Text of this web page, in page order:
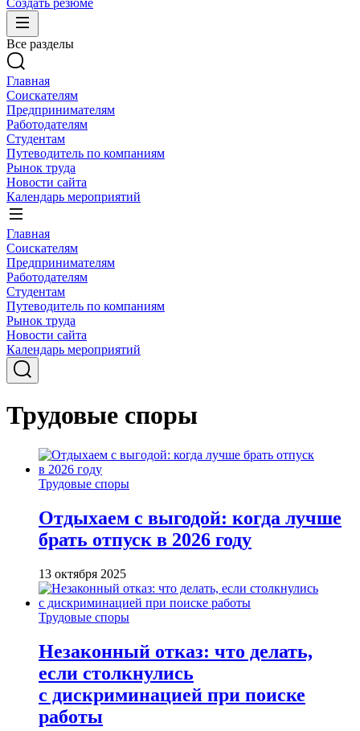
Создать резюме
Все разделы
Главная
Соискателям
Предпринимателям
Работодателям
Студентам
Путеводитель по компаниям
Рынок труда
Новости сайта
Календарь мероприятий
Главная
Соискателям
Предпринимателям
Работодателям
Студентам
Путеводитель по компаниям
Рынок труда
Новости сайта
Календарь мероприятий
Трудовые споры
Трудовые споры
Отдыхаем с выгодой: когда лучше
брать отпуск в 2026 году
13 октября 2025
Трудовые споры
Незаконный отказ: что делать,
если столкнулись
с дискриминацией при поиске
работы